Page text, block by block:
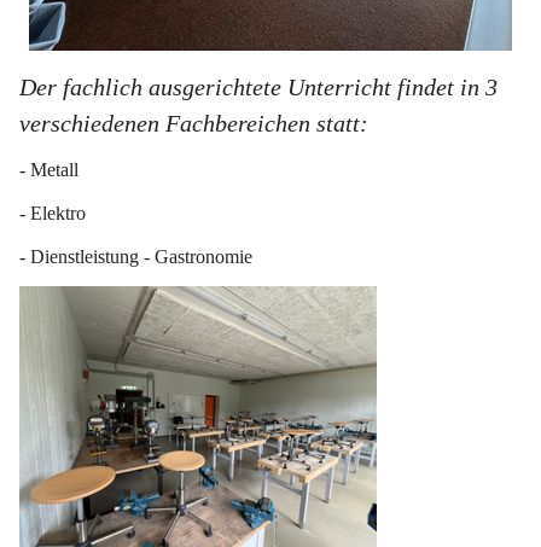
Der fachlich ausgerichtete Unterricht findet in 3
verschiedenen Fachbereichen statt:
- Metall
- Elektro
- Dienstleistung - Gastronomie